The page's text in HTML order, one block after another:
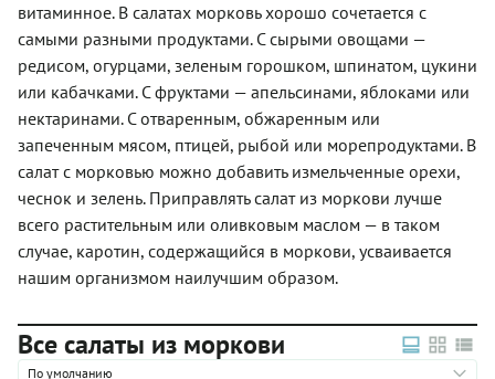
витаминное. В салатах морковь хорошо сочетается с
самыми разными продуктами. С сырыми овощами —
редисом, огурцами, зеленым горошком, шпинатом, цукини
или кабачками. С фруктами — апельсинами, яблоками или
нектаринами. С отваренным, обжаренным или
запеченным мясом, птицей, рыбой или морепродуктами. В
салат с морковью можно добавить измельченные орехи,
чеснок и зелень. Приправлять салат из моркови лучше
всего растительным или оливковым маслом — в таком
случае, каротин, содержащийся в моркови, усваивается
нашим организмом наилучшим образом.
Все салаты из моркови
По умолчанию